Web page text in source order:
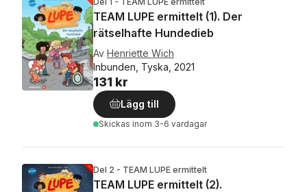
TEAM LUPE ermittelt (1). Der
rätselhafte Hundedieb
Av Henriette Wich
Inbunden, Tyska, 2021
131 kr
Lägg till
Skickas inom 3-6 vardagar
Del 2 - TEAM LUPE ermittelt
TEAM LUPE ermittelt (2).